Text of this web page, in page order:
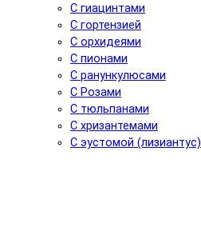
С гиацинтами
С гортензией
С орхидеями
С пионами
С ранункулюсами
С Розами
С тюльпанами
С хризантемами
С эустомой (лизиантус)